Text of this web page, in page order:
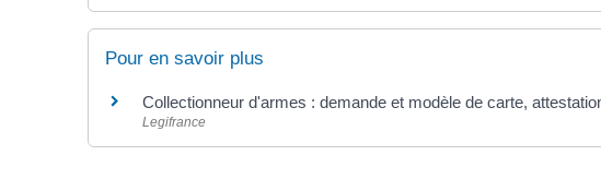
Pour en savoir plus
Collectionneur d'armes : demande et modèle de carte,
Legifrance